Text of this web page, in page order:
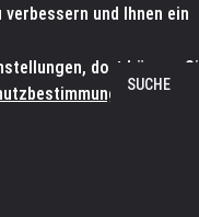
Service/Hilfe
und Ihnen ein
dort können Sie
Zum